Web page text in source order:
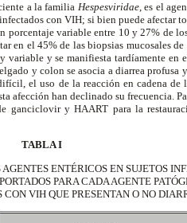
a la familia Hespesviridae, es el
con VIH; si bien puede afectar
variable entre 10 y 27% de
en el 45% de las biopsias mucosales
y se manifiesta tardíamente en
y colon se asocia a diarrea profusa
el uso de la reacción en cadena de
afección han declinado su frecuencia.
y HAART para la
TABLA I
ENTÉRICOS EN SUJETOS
PARA CADA AGENTE
CON VIH QUE PRESENTAN O NO